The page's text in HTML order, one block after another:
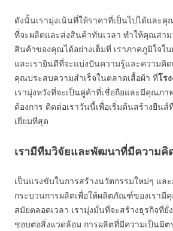
ดังนั้นเรามุ่งเน้นที่ให้ราคาที่เป็นไปได้และ
ที่จะผลิตและส่งสินค้าทันเวลา ทำให้คุณสาม
สินค้าของคุณได้อย่างเต็มที่ เราภาคภูมิใจ
และเรายินดีที่จะแบ่งปันความรู้และความคิ
คุณประสบความสำเร็จในตลาดเสื้อผ้า ที่โร
เรามุ่งหวังที่จะเป็นคู่ค้าที่เชื่อถือและมีคุณภ
ต้องการ ติดต่อเราวันนี้เพื่อเริ่มต้นสร้างยีน
เยี่ยมที่สุด
เรามีทีมวิจัยและพัฒนาที่มีความคิ
เป็นแรงขับในการสร้างนวัตกรรมใหม่ๆ แล
กระบวนการผลิตเพื่อให้ผลิตภัณฑ์ของเรา
สมัยตลอดเวลา เรามุ่งมั่นที่จะสร้างธุรกิจที่
ชอบต่อสิ่งแวดล้อม การผลิตที่มีความเป็นมิต